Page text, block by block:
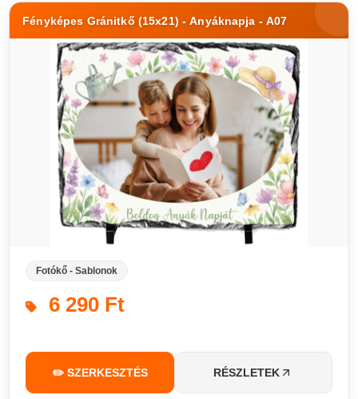
Fényképes Gránitkő (15x21) - Anyáknapja - A07
Fotókő - Sablonok
6 290 Ft
✏️ SZERKESZTÉS RÉSZLETEK